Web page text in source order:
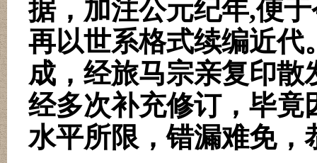
据，加注公元纪年,便
再以世系格式续编近代
成，经旅马宗亲复印
经多次补充修订，毕竟
水平所限，错漏难免，